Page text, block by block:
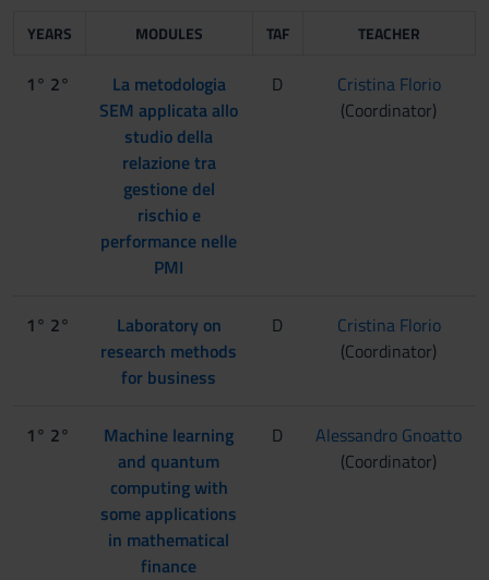
YEARS MODULES TAF TEACHER
1° 2°
La metodologia
SEM applicata allo
studio della
relazione tra
gestione del
rischio e
performance nelle
PMI
D
Cristina Florio
(Coordinator)
1° 2°
Laboratory on
research methods
for business
D
Cristina Florio
(Coordinator)
1° 2°
Machine learning
and quantum
computing with
some applications
in mathematical
finance
D
Alessandro Gnoatto
(Coordinator)